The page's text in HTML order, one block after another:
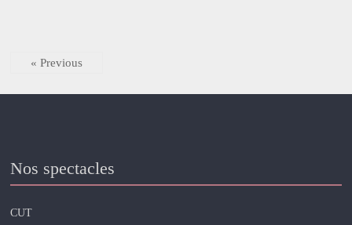
« Previous
Nos spectacles
CUT